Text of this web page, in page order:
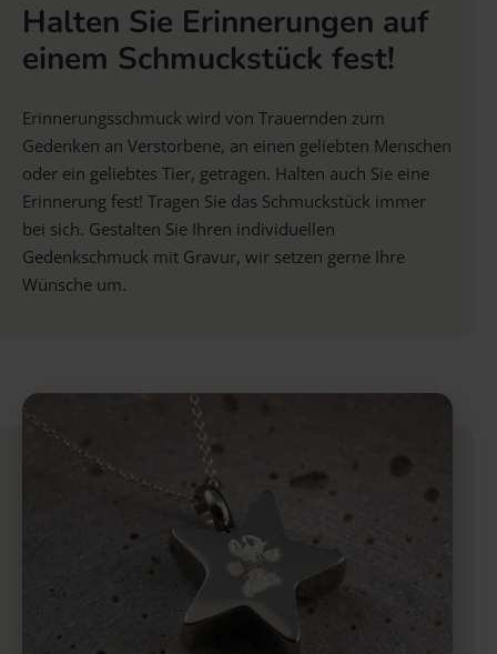
Halten Sie Erinnerungen auf
einem Schmuckstück fest!
Erinnerungsschmuck wird von Trauernden zum
Gedenken an Verstorbene, an einen geliebten Menschen
oder ein geliebtes Tier, getragen. Halten auch Sie eine
Erinnerung fest! Tragen Sie das Schmuckstück immer
bei sich. Gestalten Sie Ihren individuellen
Gedenkschmuck mit Gravur, wir setzen gerne Ihre
Wünsche um.